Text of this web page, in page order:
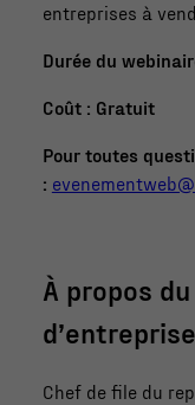
entreprises à
Durée du
Coût : Gratuit
Pour toutes
:
À propos
Chef de file du